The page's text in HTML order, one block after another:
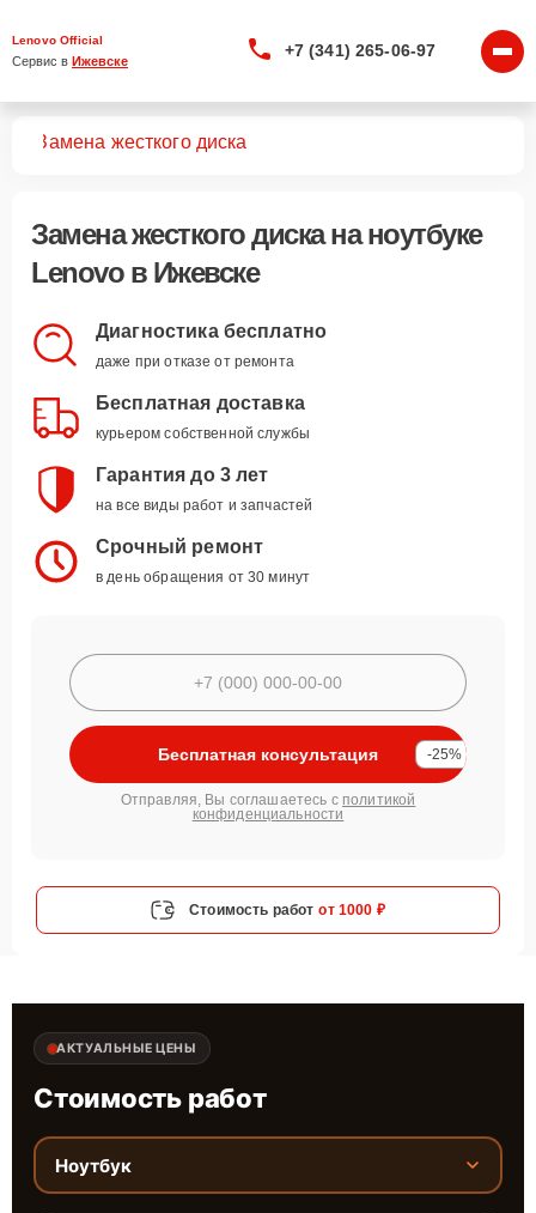
Lenovo Official
Сервис в Ижевске
+7 (341) 265-06-97
Замена жесткого диска
Замена жесткого дискана ноутбуке
Lenovo в Ижевске
Диагностика бесплатно
даже при отказе от ремонта
Бесплатная доставка
курьером собственной службы
Гарантия до 3 лет
на все виды работ и запчастей
Срочный ремонт
в день обращения от 30 минут
Бесплатная консультация -25%
Отправляя, Вы соглашаетесь с политикой
конфиденциальности
Стоимость работ от 1000 ₽
АКТУАЛЬНЫЕ ЦЕНЫ
Стоимость работ
Ноутбук